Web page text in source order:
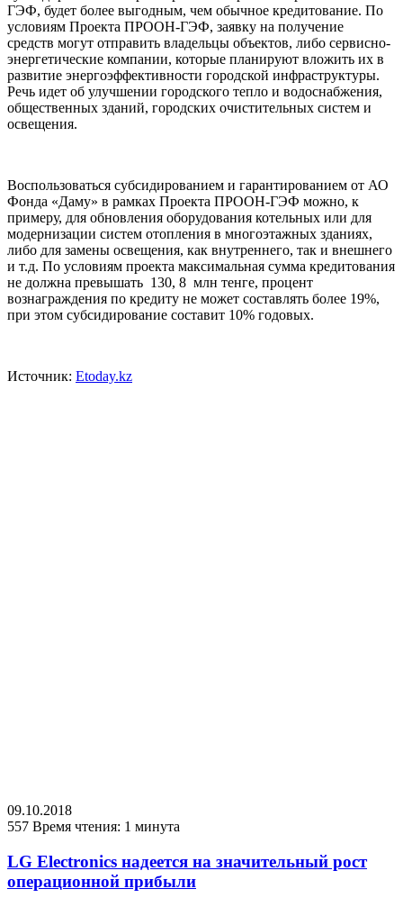
ГЭФ, будет более выгодным, чем обычное кредитование. По
условиям Проекта ПРООН-ГЭФ, заявку на получение
средств могут отправить владельцы объектов, либо сервисно-
энергетические компании, которые планируют вложить их в
развитие энергоэффективности городской инфраструктуры.
Речь идет об улучшении городского тепло и водоснабжения,
общественных зданий, городских очистительных систем и
освещения.
Воспользоваться субсидированием и гарантированием от АО
Фонда «Даму» в рамках Проекта ПРООН-ГЭФ можно, к
примеру, для обновления оборудования котельных или для
модернизации систем отопления в многоэтажных зданиях,
либо для замены освещения, как внутреннего, так и внешнего
и т.д. По условиям проекта максимальная сумма кредитования
не должна превышать 130, 8 млн тенге, процент
вознаграждения по кредиту не может составлять более 19%,
при этом субсидирование составит 10% годовых.
Источник: Etoday.kz
09.10.2018
557 Время чтения: 1 минута
LG Electronics надеется на значительный рост
операционной прибыли